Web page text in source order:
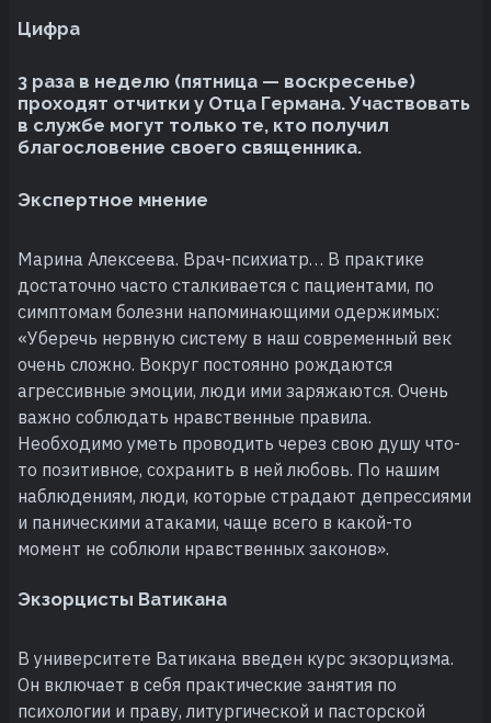
Цифра
3 раза в неделю (пятница — воскресенье)
проходят отчитки у Отца Германа. Участвовать
в службе могут только те, кто получил
благословение своего священника.
Экспертное мнение
Марина Алексеева. Врач-психиатр… В практике
достаточно часто сталкивается с пациентами, по
симптомам болезни напоминающими одержимых:
«Уберечь нервную систему в наш современный век
очень сложно. Вокруг постоянно рождаются
агрессивные эмоции, люди ими заряжаются. Очень
важно соблюдать нравственные правила.
Необходимо уметь проводить через свою душу что-
то позитивное, сохранить в ней любовь. По нашим
наблюдениям, люди, которые страдают депрессиями
и паническими атаками, чаще всего в какой-то
момент не соблюли нравственных законов».
Экзорцисты Ватикана
В университете Ватикана введен курс экзорцизма.
Он включает в себя практические занятия по
психологии и праву, литургической и пасторской